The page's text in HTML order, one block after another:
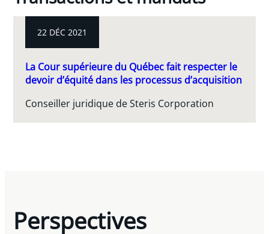
22 DÉC 2021
La Cour supérieure du Québec fait respecter le
devoir d’équité dans les processus d’acquisition
Conseiller juridique de Steris Corporation
Perspectives